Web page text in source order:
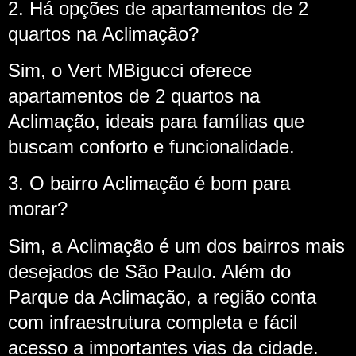
2. Há opções de apartamentos de 2
quartos na Aclimação?
Sim, o Vert MBigucci oferece
apartamentos de 2 quartos na
Aclimação, ideais para famílias que
buscam conforto e funcionalidade.
3. O bairro Aclimação é bom para
morar?
Sim, a Aclimação é um dos bairros mais
desejados de São Paulo. Além do
Parque da Aclimação, a região conta
com infraestrutura completa e fácil
acesso a importantes vias da cidade.